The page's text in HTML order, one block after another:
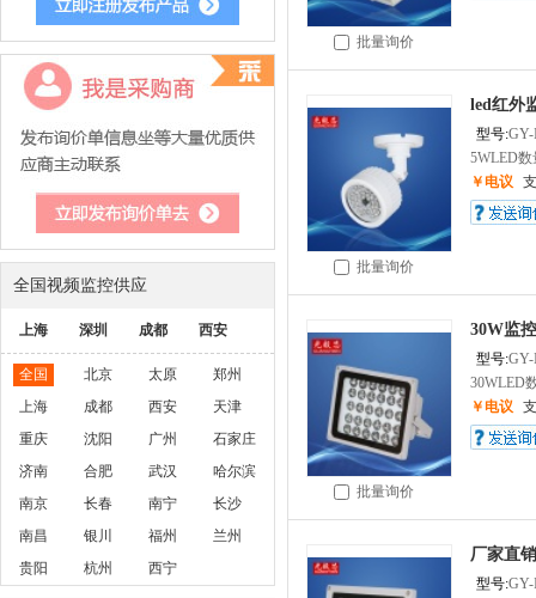
全国视频监控供应
上海 深圳 成都 西安
全国 北京 太原
郑州
上海
成都 西安
天津
重庆
沈阳 广州
石家庄
济南
合肥 武汉
哈尔滨
南京
长春 南宁
长沙
南昌
银川 福州
兰州
贵阳
杭州 西宁
批量询价
批量询价
led红外
型号:GY-
5WLED数
￥电议
批量询价
30W监
型号:GY-
30WLED
￥电议
厂家直
型号:GY-